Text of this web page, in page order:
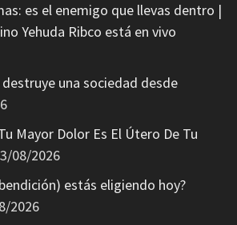
es el enemigo que llevas dentro |
Yehuda Ribco está en vivo
una sociedad desde
Mayor Dolor Es El Útero De Tu
08/2026
estás eligiendo hoy?
2026